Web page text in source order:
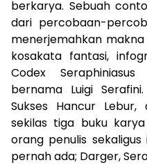
berkarya. Sebuah
dari percobaan-
menerjemahkan
kosakata fantasi,
Codex
bernama Luigi
Sukses Hancur
sekilas tiga buku
orang penulis
pernah ada; Darger,